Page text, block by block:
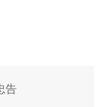
告